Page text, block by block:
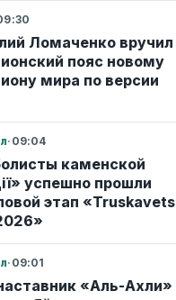
Ломаченко вручил
пояс новому
мира по версии
· 09:04
каменской
успешно прошли
этап «Truskavets
· 09:01
«Аль-Ахли»